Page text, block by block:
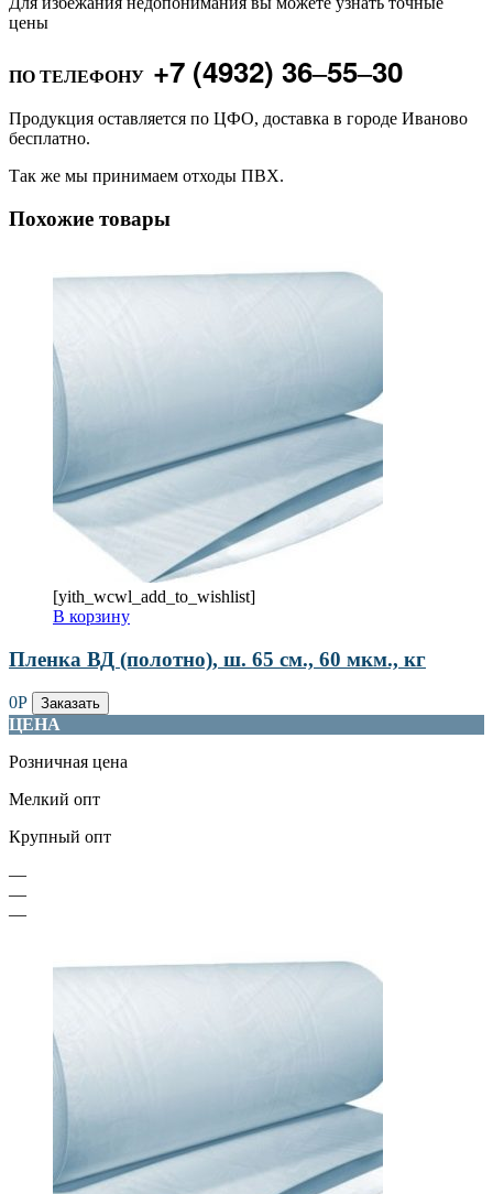
цены
ПО ТЕЛЕФОНУ +7 (4932) 36‒55‒30
Продукция оставляется по ЦФО, доставка в городе Иваново
бесплатно.
Так же мы принимаем отходы ПВХ.
Похожие товары
[yith_wcwl_add_to_wishlist]
В корзину
Пленка ВД (полотно), ш. 65 см., 60 мкм., кг
0Р Заказать
ЦЕНА
Розничная цена
Мелкий опт
Крупный опт
—
—
—